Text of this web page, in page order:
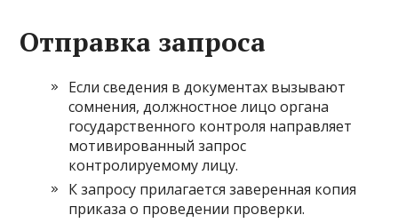
Отправка запроса
Если сведения в документах вызывают
сомнения, должностное лицо органа
государственного контроля направляет
мотивированный запрос
контролируемому лицу.
К запросу прилагается заверенная копия
приказа о проведении проверки.